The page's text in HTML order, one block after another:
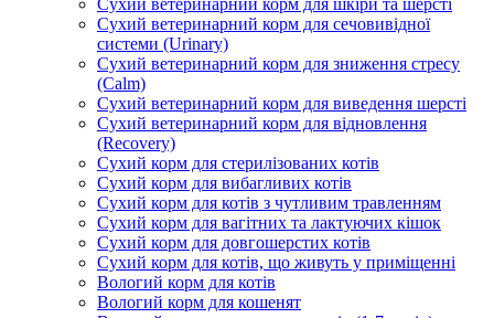
Сухий ветеринарний корм для шкіри та шерсті
Сухий ветеринарний корм для сечовивідної
системи (Urinary)
Сухий ветеринарний корм для зниження стресу
(Calm)
Сухий ветеринарний корм для виведення шерсті
Сухий ветеринарний корм для відновлення
(Recovery)
Сухий корм для стерилізованих котів
Сухий корм для вибагливих котів
Сухий корм для котів з чутливим травленням
Сухий корм для вагітних та лактуючих кішок
Сухий корм для довгошерстих котів
Сухий корм для котів, що живуть у приміщенні
Вологий корм для котів
Вологий корм для кошенят